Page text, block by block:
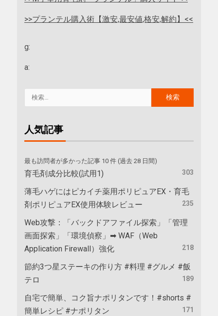
>>プランテル購入術【激安,最安値,格安,解約】<<
g:
a:
人気記事
最も訪問者が多かった記事 10 件 (過去 28 日間)
育毛剤成分比較(試用1) 303
薄毛ハゲにはピカイチ薬用ポリピュアEX・育毛
剤ポリピュアEX使用体験レビュー
235
Web攻撃：「バックドアファイル探索」「管理
画面探索」「環境偵察」➡ WAF（Web
Application Firewall）強化
218
節約3つ星ステーキの作り方 #料理 #グルメ #飯
テロ
189
自宅で簡単、コク旨ナポリタンです！#shorts #
簡単レシピ #ナポリタン
171